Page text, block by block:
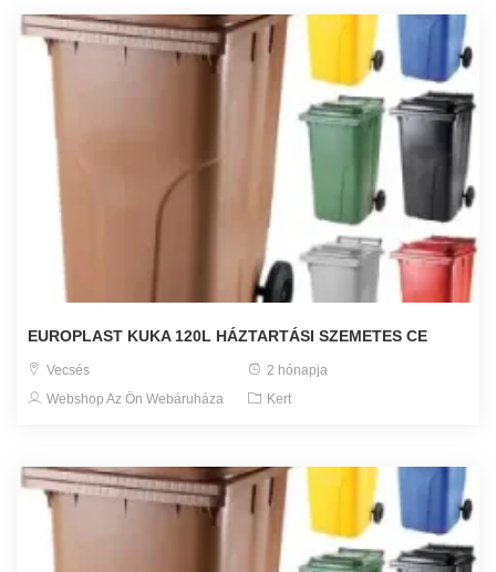
EUROPLAST KUKA 120L HÁZTARTÁSI SZEMETES CE
Vecsés
2 hónapja
Webshop Az Ön Webáruháza
Kert